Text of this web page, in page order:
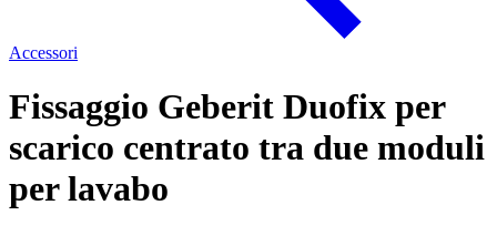
Accessori
Fissaggio Geberit Duofix per
scarico centrato tra due moduli
per lavabo